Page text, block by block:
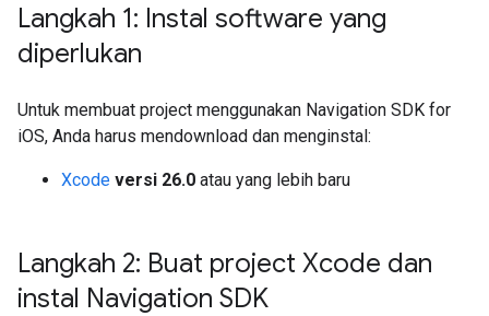
Langkah 1: Instal software yang
diperlukan
Untuk membuat project menggunakan Navigation SDK for
iOS, Anda harus mendownload dan menginstal:
Xcode versi 26.0 atau yang lebih baru
Langkah 2: Buat project Xcode dan
instal Navigation SDK